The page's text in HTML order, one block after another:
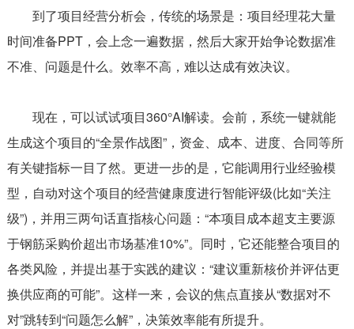
到了项目经营分析会，传统的场景是：项目经理花大量
时间准备PPT，会上念一遍数据，然后大家开始争论数据准
不准、问题是什么。效率不高，难以达成有效决议。
现在，可以试试项目360°AI解读。会前，系统一键就能
生成这个项目的“全景作战图”，资金、成本、进度、合同等所
有关键指标一目了然。更进一步的是，它能调用行业经验模
型，自动对这个项目的经营健康度进行智能评级(比如“关注
级”)，并用三两句话直指核心问题：“本项目成本超支主要源
于钢筋采购价超出市场基准10%”。同时，它还能整合项目的
各类风险，并提出基于实践的建议：“建议重新核价并评估更
换供应商的可能”。这样一来，会议的焦点直接从“数据对不
对”跳转到“问题怎么解”，决策效率能有所提升。